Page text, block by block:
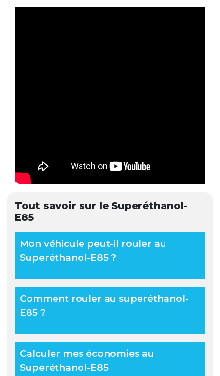
Tout savoir sur le Superéthanol-
E85
Mon véhicule peut-il rouler au
Superéthanol-E85 ?
Comment rouler au superéthanol-
E85 ?
Calculer mes économies au
Superéthanol-E85